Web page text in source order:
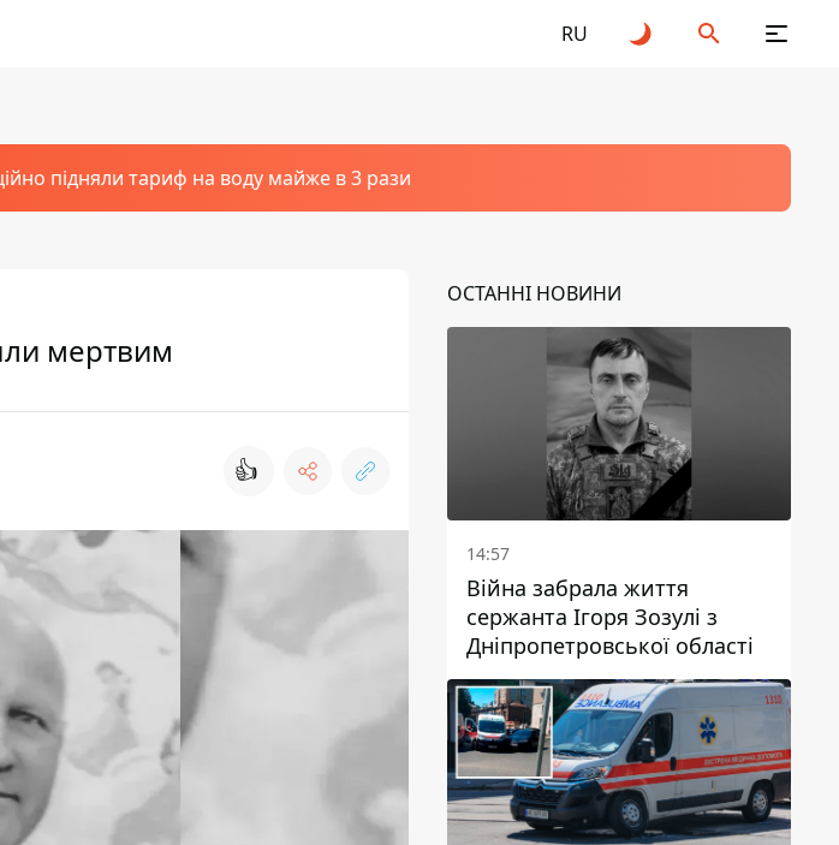
RU
підняли тариф на воду майже в 3 рази
мертвим
👍
ОСТАННІ НОВИНИ
14:57
Війна забрала життя
сержанта Ігоря Зозулі з
Дніпропетровської області